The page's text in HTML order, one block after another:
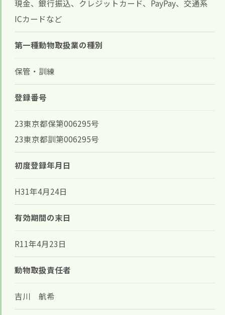
現金、銀行振込、クレジットカード、PayPay、交通系
ICカードなど
第一種動物取扱業の種別
保管・訓練
登録番号
23東京都保第006295号
23東京都訓第006295号
初度登録年月日
H31年4月24日
有効期間の末日
R11年4月23日
動物取扱責任者
吉川 航希
LINE友だち追加はこちら